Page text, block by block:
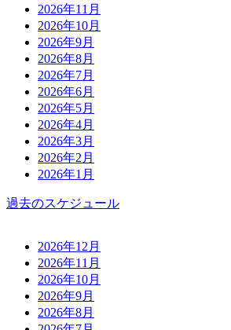
2026年11月
2026年10月
2026年9月
2026年8月
2026年7月
2026年6月
2026年5月
2026年4月
2026年3月
2026年2月
2026年1月
過去のスケジュール
2026年12月
2026年11月
2026年10月
2026年9月
2026年8月